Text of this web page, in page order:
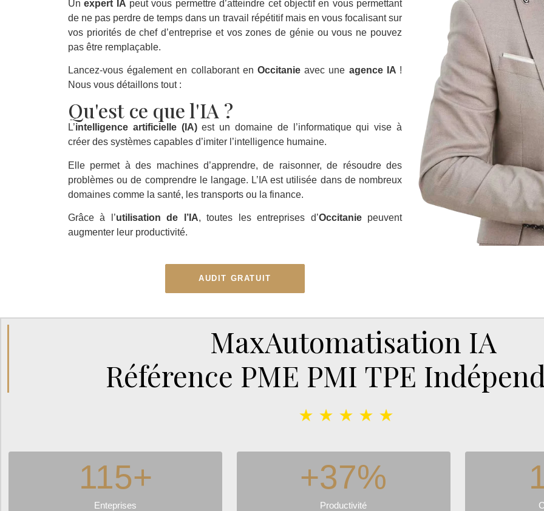
Unexpert IA peut vous permettre d’atteindre cet objectif en vous permettant
de ne pas perdre de temps dans un travail répétitif mais en vous focalisant sur
vos priorités de chef d’entreprise et vos zones de génie ou vous ne pouvez
pas être remplaçable.
Lancez-vous également en collaborant en Occitanie avec une agence IA !
Nous vous détaillons tout :
Qu'est ce que l'IA ?
L’intelligence artificielle (IA)est un domaine de l’informatique qui vise à
créer des systèmes capables d’imiter l’intelligence humaine.
Elle permet à des machines d’apprendre, de raisonner, de résoudre des
problèmes ou de comprendre le langage. L’IA est utilisée dans de nombreux
domaines comme la santé, les transports ou la finance.
Grâce à l’utilisation de l’IA, toutes les entreprises d’Occitaniepeuvent
augmenter leur productivité.
AUDIT GRATUIT
MaxAutomatisation IA
Référence PME PMI TPE
★ ★ ★ ★ ★
Enteprises
115+
Productivité
+37%